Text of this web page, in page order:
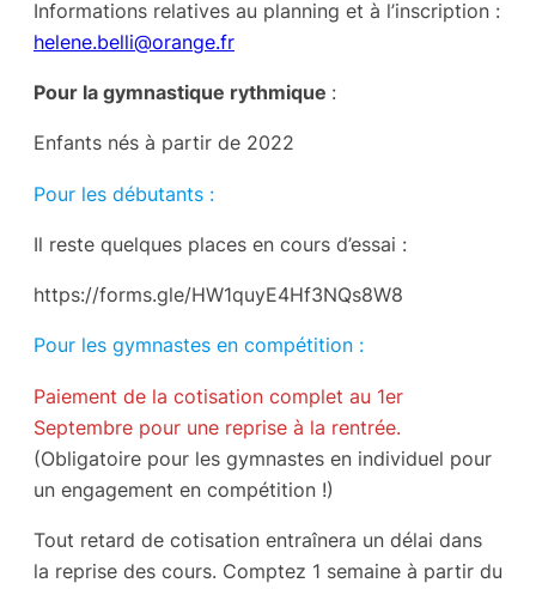
Informations relatives au planning et à l’inscription :
helene.belli@orange.fr
Pour la gymnastique rythmique :
Enfants nés à partir de 2022
Pour les débutants :
Il reste quelques places en cours d’essai :
https://forms.gle/HW1quyE4Hf3NQs8W8
Pour les gymnastes en compétition :
Paiement de la cotisation complet au 1er
Septembre pour une reprise à la rentrée.
(Obligatoire pour les gymnastes en individuel pour
un engagement en compétition !)
Tout retard de cotisation entraînera un délai dans
la reprise des cours. Comptez 1 semaine à partir du